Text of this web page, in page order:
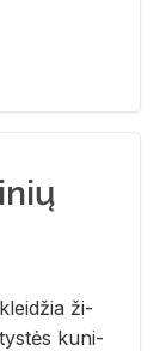
ži­
ku­ni­